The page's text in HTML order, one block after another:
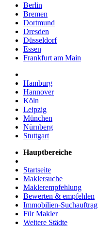
Berlin
Bremen
Dortmund
Dresden
Düsseldorf
Essen
Frankfurt am Main
Hamburg
Hannover
Köln
Leipzig
München
Nürnberg
Stuttgart
Hauptbereiche
Startseite
Maklersuche
Maklerempfehlung
Bewerten & empfehlen
Immobilien-Suchauftrag
Für Makler
Weitere Städte